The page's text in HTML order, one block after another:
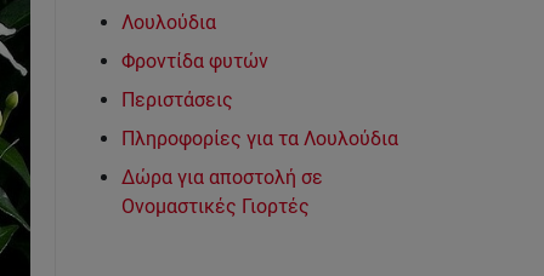
Λουλούδια
Φροντίδα φυτών
Περιστάσεις
Πληροφορίες για τα Λουλούδια
Δώρα για αποστολή σε
Ονομαστικές Γιορτές